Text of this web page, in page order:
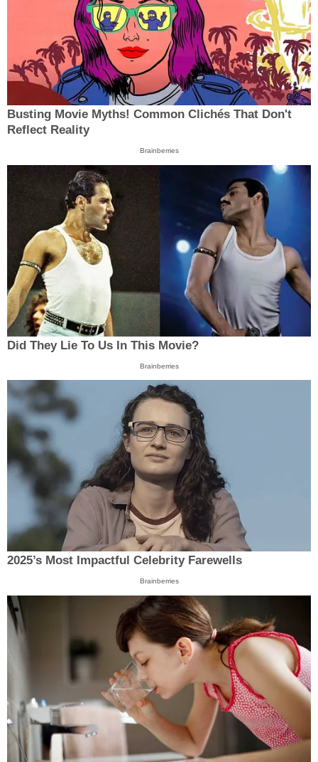
Busting Movie Myths! Common Clichés That Don't
Reflect Reality
Brainberries
Did They Lie To Us In This Movie?
Brainberries
2025’s Most Impactful Celebrity Farewells
Brainberries